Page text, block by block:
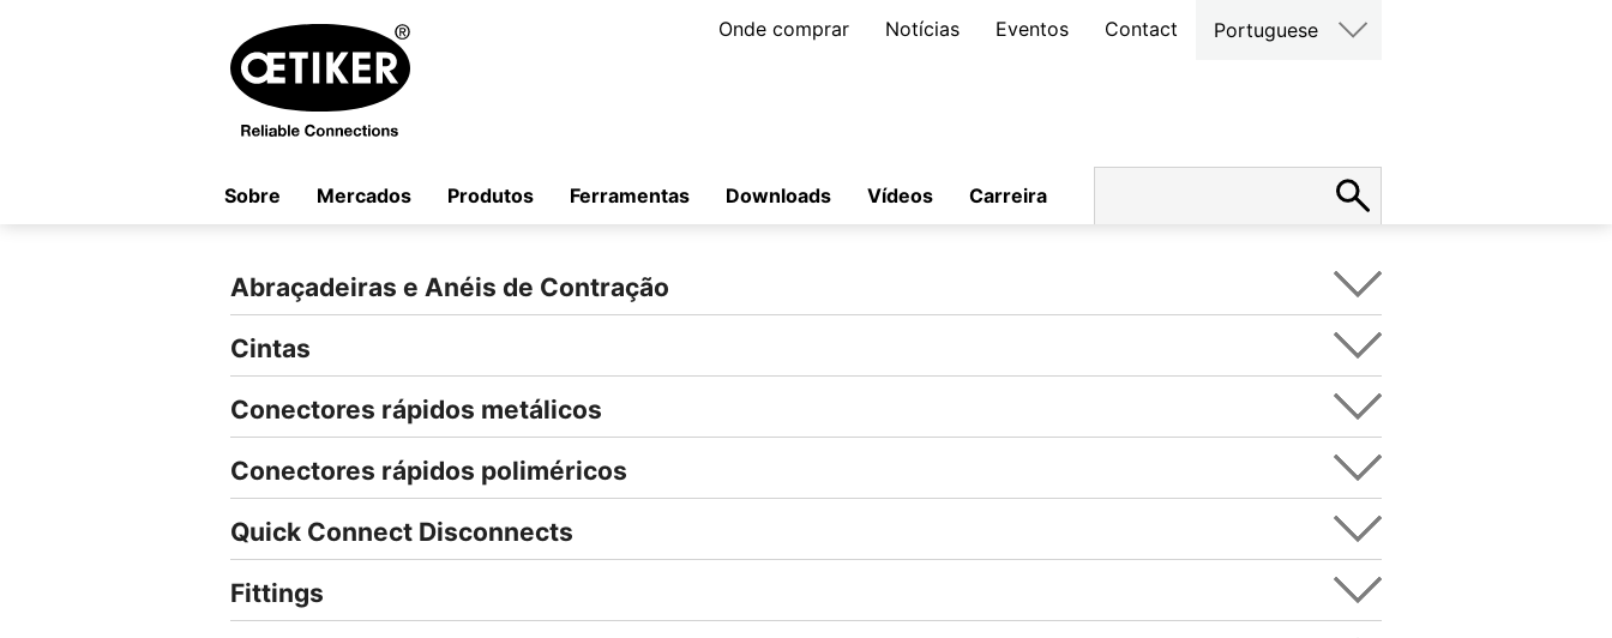
Onde comprar Notícias Eventos Contact Portuguese
Sobre Mercados Produtos Ferramentas Downloads Vídeos Carreira
Abraçadeiras e Anéis de Contração
Cintas
Conectores rápidos metálicos
Conectores rápidos poliméricos
Quick Connect Disconnects
Fittings